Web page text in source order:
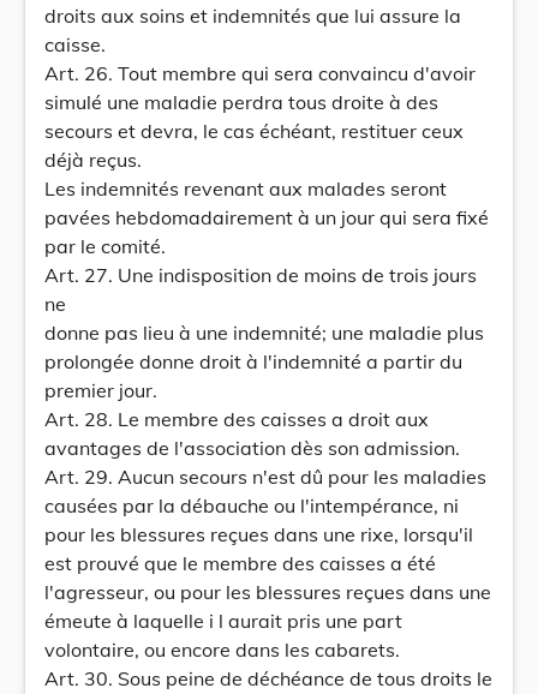
droits aux soins et indemnités que lui assure la
caisse.
Art. 26. Tout membre qui sera convaincu d'avoir
simulé une maladie perdra tous droite à des
secours et devra, le cas échéant, restituer ceux
déjà reçus.
Les indemnités revenant aux malades seront
pavées hebdomadairement à un jour qui sera fixé
par le comité.
Art. 27. Une indisposition de moins de trois jours
ne
donne pas lieu à une indemnité; une maladie plus
prolongée donne droit à l'indemnité a partir du
premier jour.
Art. 28. Le membre des caisses a droit aux
avantages de l'association dès son admission.
Art. 29. Aucun secours n'est dû pour les maladies
causées par la débauche ou l'intempérance, ni
pour les blessures reçues dans une rixe, lorsqu'il
est prouvé que le membre des caisses a été
l'agresseur, ou pour les blessures reçues dans une
émeute à laquelle i l aurait pris une part
volontaire, ou encore dans les cabarets.
Art. 30. Sous peine de déchéance de tous droits le